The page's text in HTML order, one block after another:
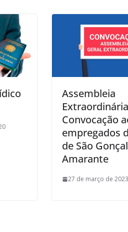
Assembleia
Convocação
empregados
de São
Amarante
27 de março de 2023